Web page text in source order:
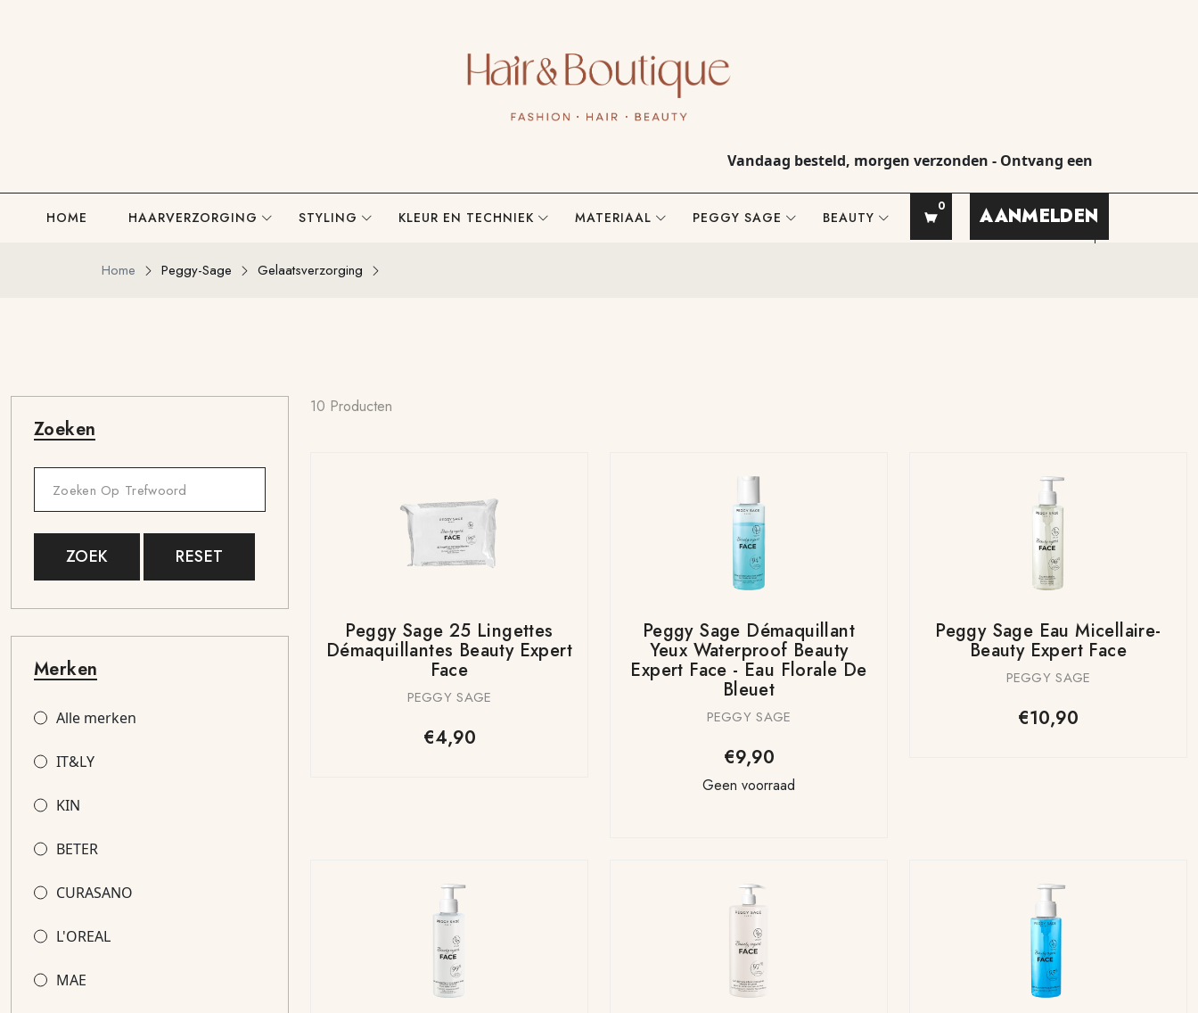
Vandaag besteld, morgen verzonden - Ontvang een gratis cadeau bij elke
HOME HAARVERZORGING STYLING KLEUR EN TECHNIEK MATERIAAL PEGGY SAGE BEAUTY AANMELDEN
0
Home Peggy-Sage Gelaatsverzorging
Zoeken
ZOEK RESET
Merken
Alle merken
IT&LY
KIN
BETER
CURASANO
L'OREAL
MAE
10 Producten
Peggy Sage 25 Lingettes
Démaquillantes Beauty Expert
Face
PEGGY SAGE
€4,90
Peggy Sage Démaquillant
Yeux Waterproof Beauty
Expert Face - Eau Florale De
Bleuet
PEGGY SAGE
€9,90
Geen voorraad
Peggy Sage Eau Micellaire-
Beauty Expert Face
PEGGY SAGE
€10,90